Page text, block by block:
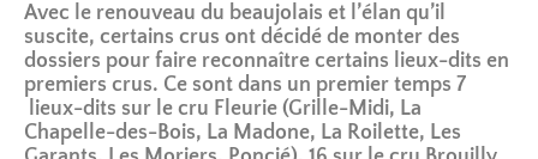
Avec le renouveau du beaujolais et l’élan qu’il
suscite, certains crus ont décidé de monter des
dossiers pour faire reconnaître certains lieux-dits en
premiers crus. Ce sont dans un premier temps 7
lieux-dits sur le cru Fleurie (Grille-Midi, La
Chapelle-des-Bois, La Madone, La Roilette, Les